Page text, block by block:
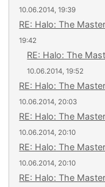
10.06.2014, 19:39
RE: Halo: The
19:42
RE: Halo: The
10.06.2014, 19:52
RE: Halo: The
10.06.2014, 20:03
RE: Halo: The
10.06.2014, 20:10
RE: Halo: The
10.06.2014, 20:10
RE: Halo: The